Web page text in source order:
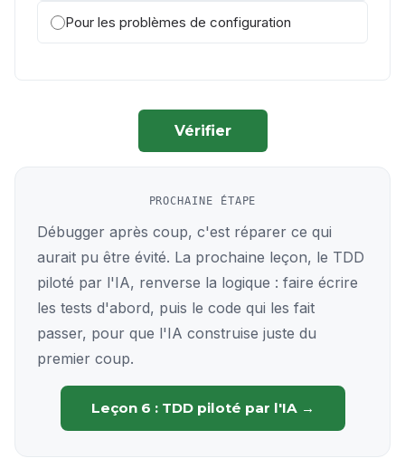
Pour les problèmes de configuration
Vérifier
PROCHAINE ÉTAPE
Débugger après coup, c'est réparer ce qui
aurait pu être évité. La prochaine leçon, le TDD
piloté par l'IA, renverse la logique : faire écrire
les tests d'abord, puis le code qui les fait
passer, pour que l'IA construise juste du
premier coup.
Leçon 6 : TDD piloté par l'IA →